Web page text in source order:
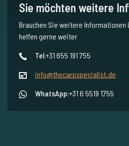
Sie möchten weitere
Brauchen Sie weitere Informationen
helfen gerne weiter
Tel.+31 655 191 755
info@thecarpspecialist.de
WhatsApp:+31 6 5519 1755